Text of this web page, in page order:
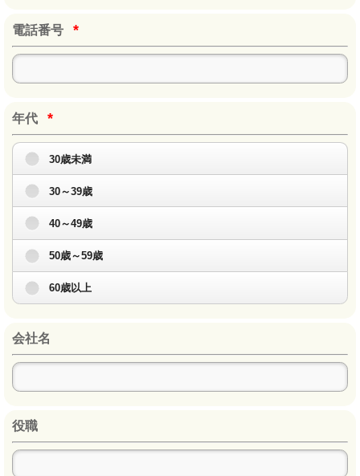
電話番号 *
年代 *
30歳未満
30～39歳
40～49歳
50歳～59歳
60歳以上
会社名
役職